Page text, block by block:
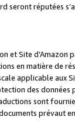
seront réputées
et Site d’Amazon
en matière de
applicable aux
des données
sont
prévaut